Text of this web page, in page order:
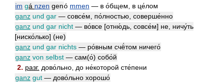
im gá nzen genó mmen — в о́бщем, в це́лом
ganz und gar — совсе́м, по́лностью, соверше́нно
ganz und gar nicht — во́все [отню́дь, совсе́м] не, ничу́ть
[ниско́лько] (не)
ganz und gar nichts — ро́вным счё́том ничего́
ganz von selbst — сам(о́) собо́й
2. разг. дово́льно, до не́которой сте́пени
ganz gut — дово́льно хорошо́